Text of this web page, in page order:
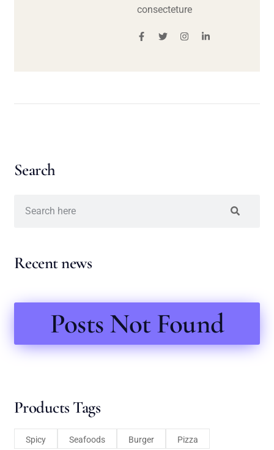
consecteture
Search
Recent news
Posts Not Found
Products Tags
Spicy Seafoods Burger Pizza